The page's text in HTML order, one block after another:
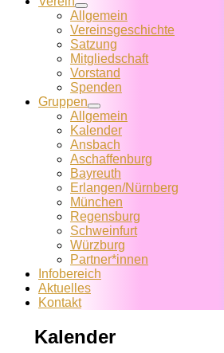
Allgemein
Vereins­geschichte
Satzung
Mitglied­schaft
Vorstand
Spenden
Gruppen
Allgemein
Kalender
Ansbach
Aschaffenburg
Bayreuth
Erlangen/Nürnberg
München
Regensburg
Schweinfurt
Würzburg
Partner*innen
Infobereich
Aktuelles
Kontakt
Kalender